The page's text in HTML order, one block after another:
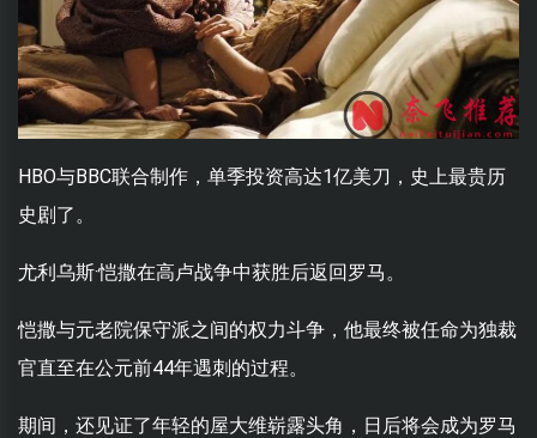
HBO与BBC联合制作，单季投资高达1亿美刀，史上最贵历
史剧了。
尤利乌斯·恺撒在高卢战争中获胜后返回罗马。
恺撒与元老院保守派之间的权力斗争，他最终被任命为独裁
官直至在公元前44年遇刺的过程。
期间，还见证了年轻的屋大维崭露头角，日后将会成为罗马